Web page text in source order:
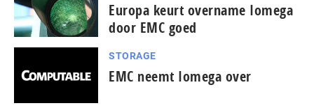
Europa keurt overname Iomega
door EMC goed
STORAGE
EMC neemt Iomega over